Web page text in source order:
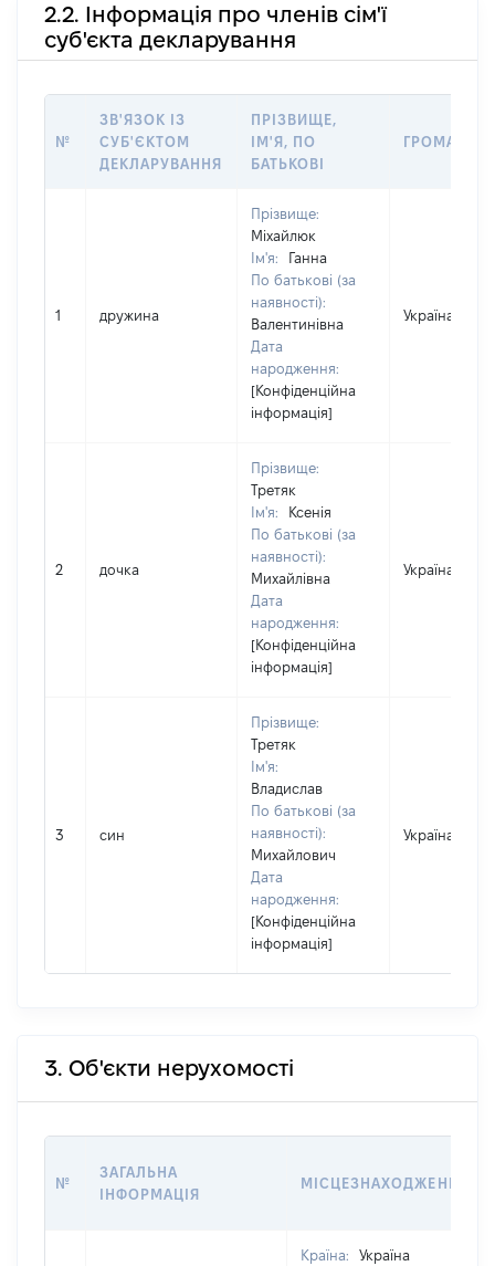
2.2. Інформація про членів сім'ї
суб'єкта декларування
№
ЗВ'ЯЗОК ІЗ
СУБ'ЄКТОМ
ДЕКЛАРУВАННЯ
ПРІЗВИЩЕ,
ІМ'Я, ПО
БАТЬКОВІ
1 дружина
Прізвище:
Міхайлюк
Ім'я:
Ганна
По батькові (за
наявності):
Валентинівна
Дата
народження:
[Конфіденційна
інформація]
Україна
2 дочка
Прізвище:
Третяк
Ім'я:
Ксенія
По батькові (за
наявності):
Михайлівна
Дата
народження:
[Конфіденційна
інформація]
Україна
3 син
Прізвище:
Третяк
Ім'я:
Владислав
По батькові (за
наявності):
Михайлович
Дата
народження:
[Конфіденційна
інформація]
Україна
3. Об'єкти нерухомості
№
ЗАГАЛЬНА
ІНФОРМАЦІЯ
МІСЦЕЗНАХОДЖЕННЯ
Країна: Україна